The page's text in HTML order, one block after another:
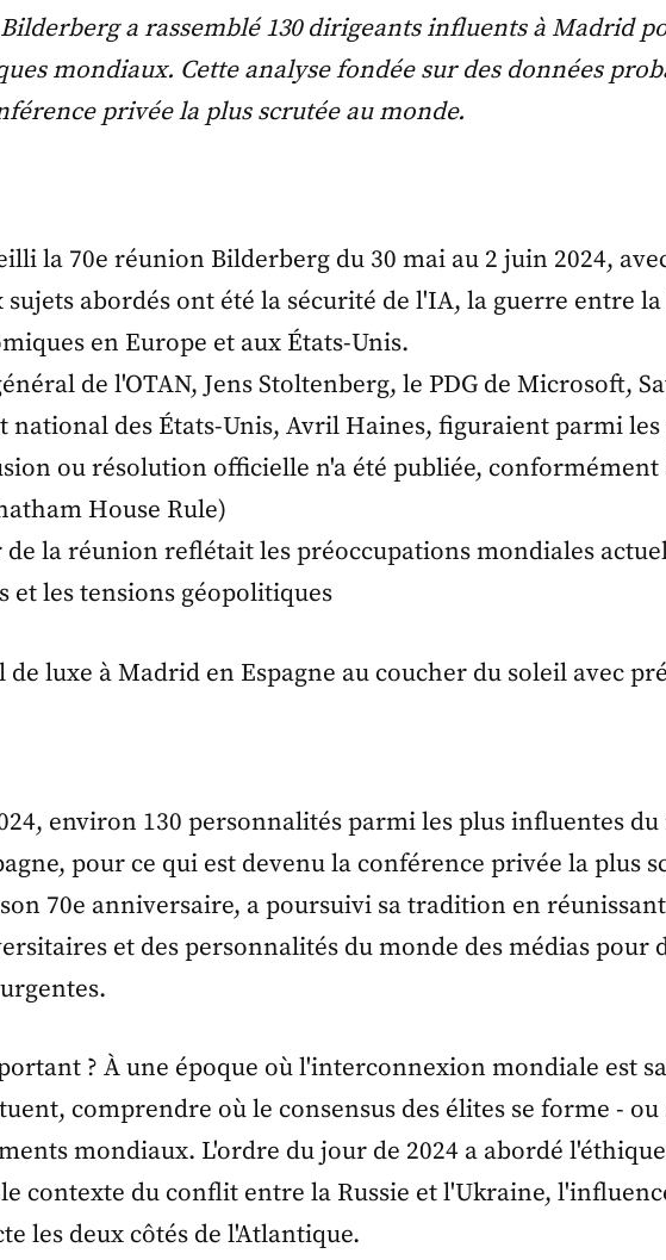
a rassemblé 130 dirigeants influents à Madrid
mondiaux. Cette analyse fondée sur des données
privée la plus scrutée au monde.
la 70e réunion Bilderberg du 30 mai au 2 juin 2024,
abordés ont été la sécurité de l'IA, la guerre entre
en Europe et aux États-Unis.
de l'OTAN, Jens Stoltenberg, le PDG de Microsoft,
national des États-Unis, Avril Haines, figuraient parmi
ou résolution officielle n'a été publiée,
House Rule)
la réunion reflétait les préoccupations mondiales
et les tensions géopolitiques
environ 130 personnalités parmi les plus influentes
pour ce qui est devenu la conférence privée la plus
70e anniversaire, a poursuivi sa tradition en
et des personnalités du monde des médias pour
? À une époque où l'interconnexion mondiale est
comprendre où le consensus des élites se forme -
mondiaux. L'ordre du jour de 2024 a abordé
contexte du conflit entre la Russie et l'Ukraine,
les deux côtés de l'Atlantique.